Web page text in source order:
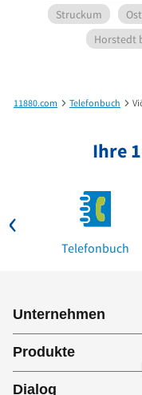
Struckum
Horstedt
11880.com Telefonbuch
Ihre
Telefonbuch
Unternehmen
Produkte
Dialog